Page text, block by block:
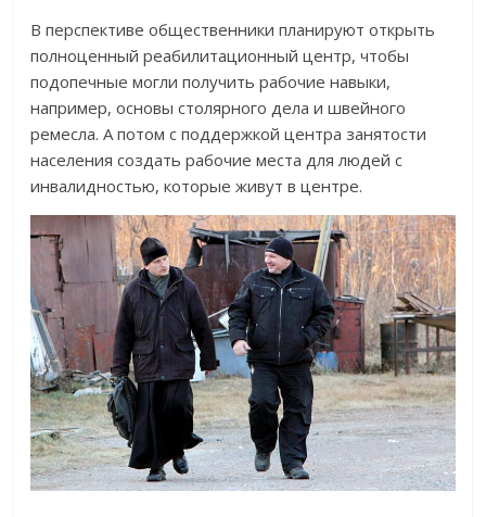
В перспективе общественники планируют открыть
полноценный реабилитационный центр, чтобы
подопечные могли получить рабочие навыки,
например, основы столярного дела и швейного
ремесла. А потом с поддержкой центра занятости
населения создать рабочие места для людей с
инвалидностью, которые живут в центре.